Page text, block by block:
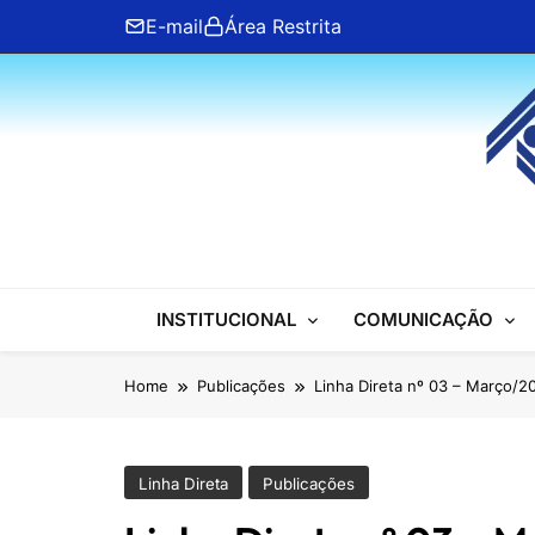
content
E-mail Área Restrita
ANFIP Nacional
INSTITUCIONAL COMUNICAÇÃO
Home Publicações Linha Direta nº 03 – Março/
Linha Direta Publicações